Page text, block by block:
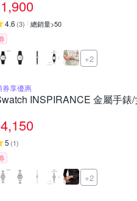
1,900
4.6 (3) 總銷量>50
+2
券享優惠
INSPIRANCE 金屬手錶
4,150
5 (1)
+2